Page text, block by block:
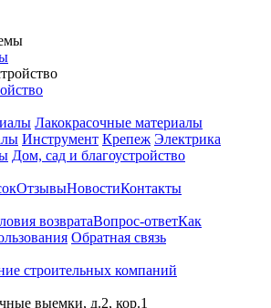
Лакокрасочные материалы
Инструмент Крепеж Электрика
Дом, сад и благоустройство
ОтзывыНовостиКонтакты
возвратаВопрос-ответКак
Обратная связь
строительных компаний
выемки, д.2, кор.1